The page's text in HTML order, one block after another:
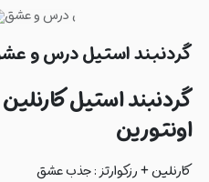
گردنبند استیل درس و
گردنبند استیل
اونتورین
کارنلین + رزکوارتز : جذب عشق